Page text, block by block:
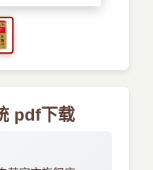
pdf下载